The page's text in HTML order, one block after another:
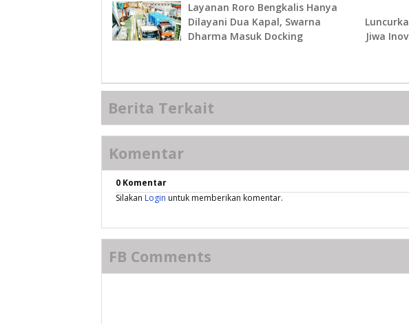
Layanan Roro Bengkalis Hanya
Dilayani Dua Kapal, Swarna
Dharma Masuk Docking
Jiwa
Berita Terkait
Komentar
0 Komentar
Silakan Login untuk memberikan komentar.
FB Comments